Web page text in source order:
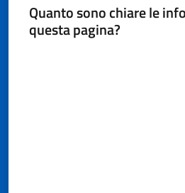
Digitale
Quanto sono chiare le
questa pagina?